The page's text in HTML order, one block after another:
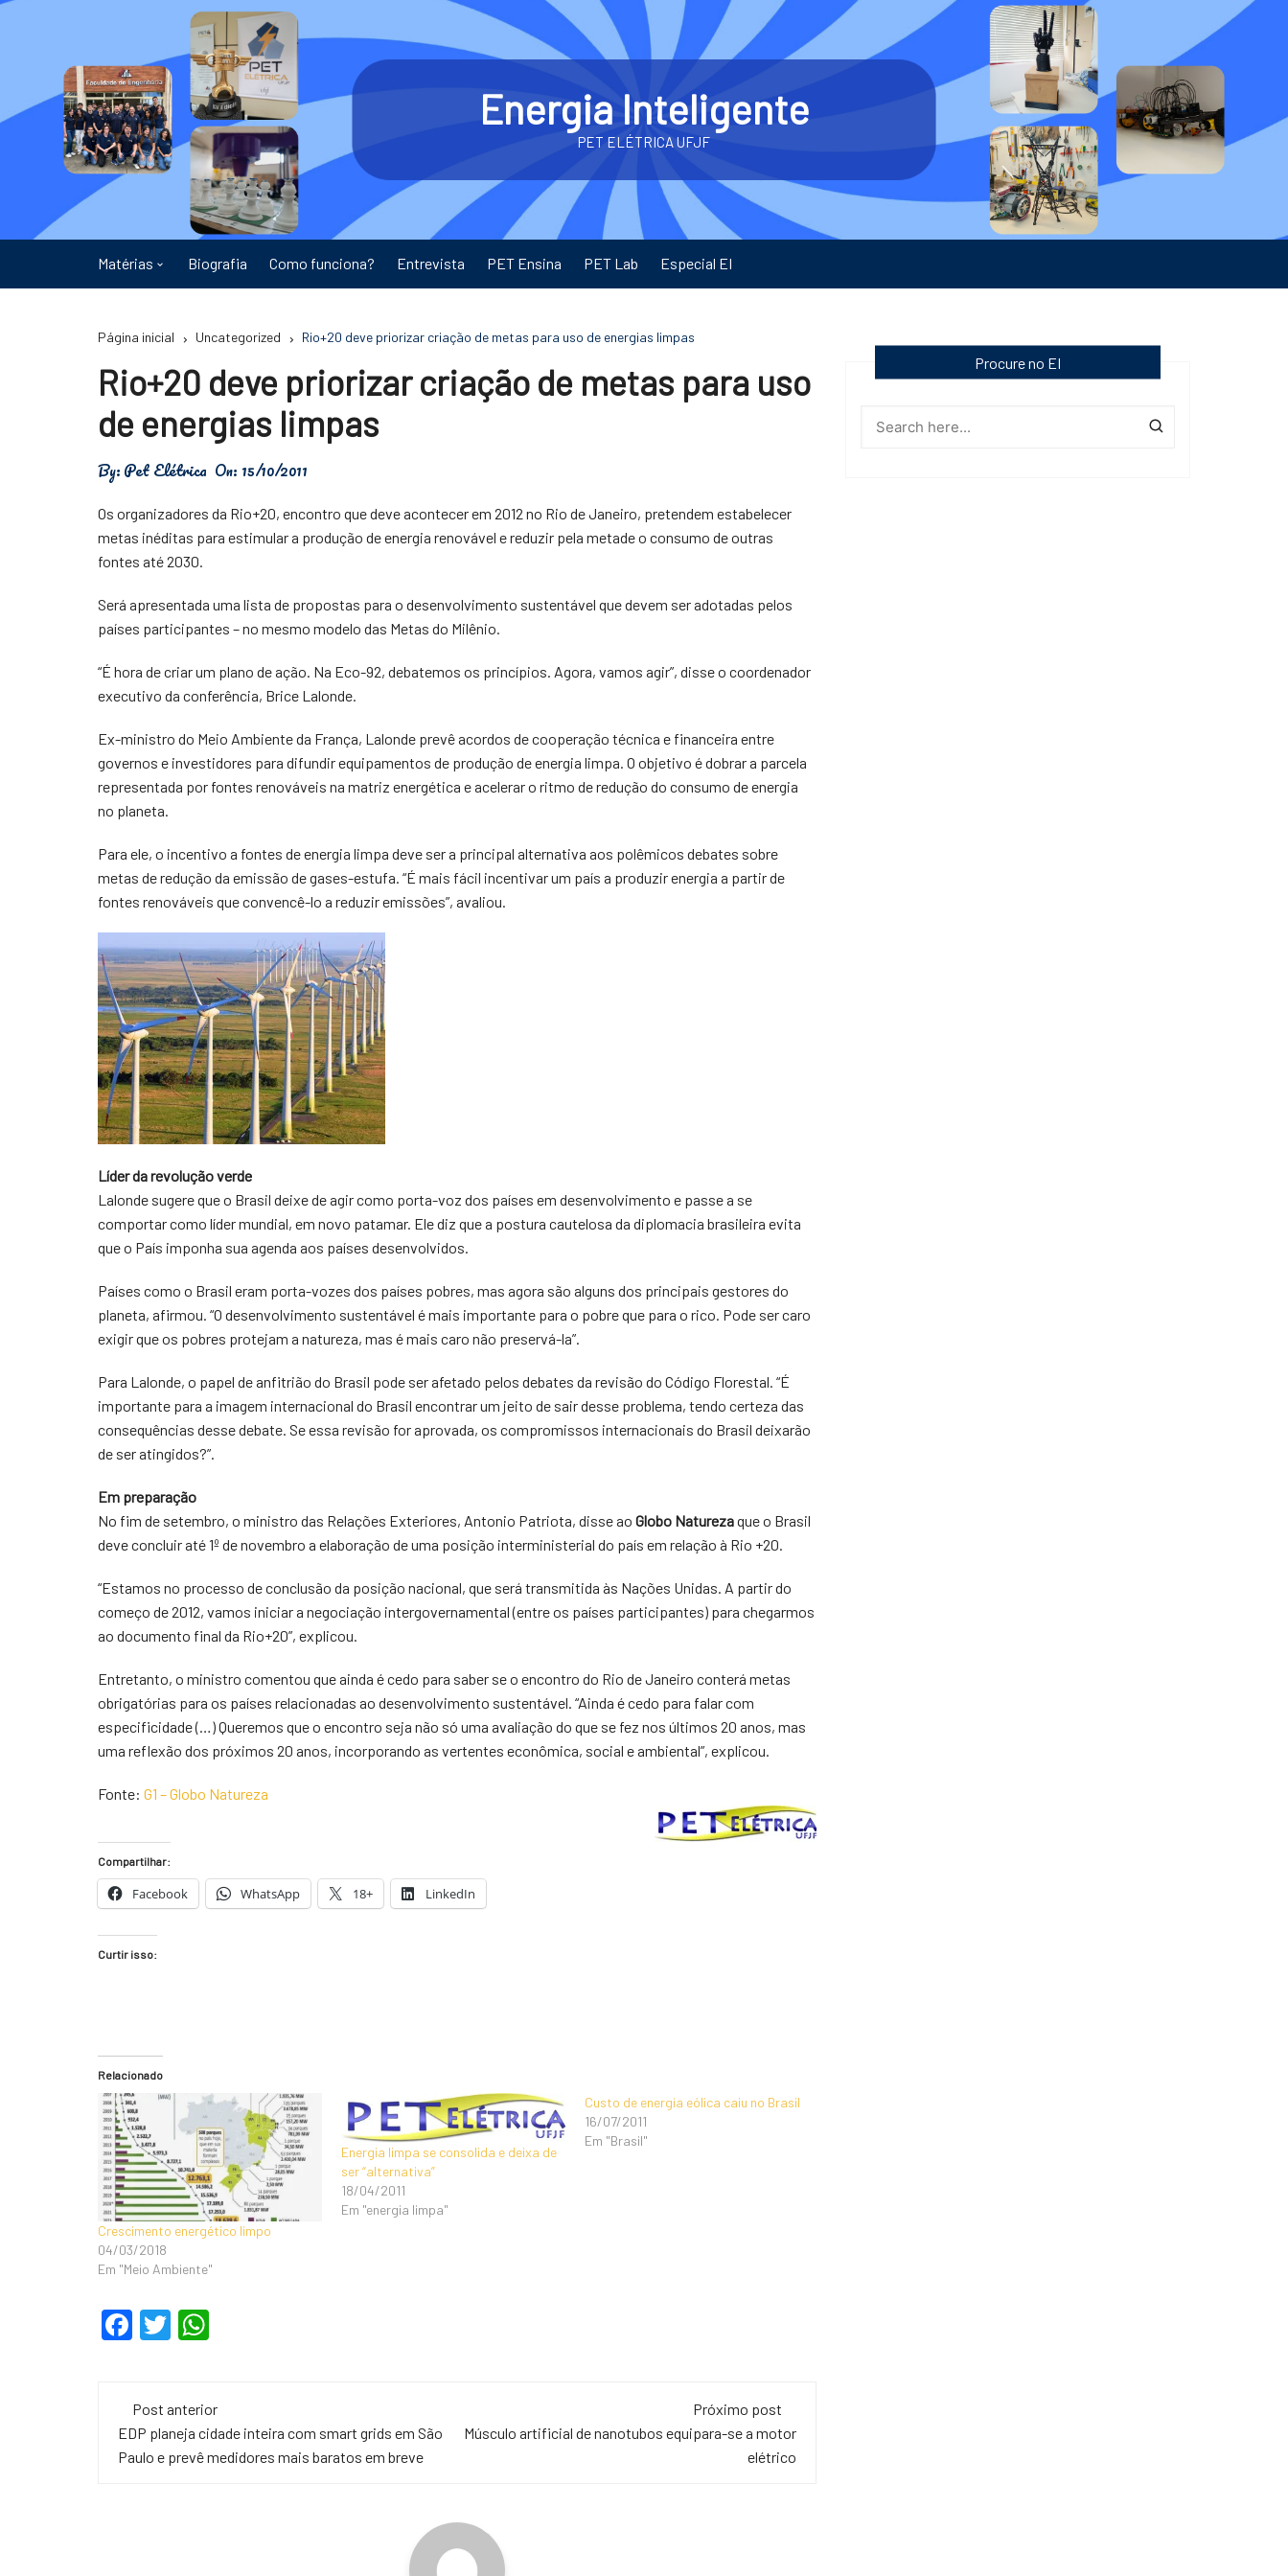
Ir
Energia Inteligente
PET ELÉTRICA UFJF
Matérias
Energia
Física
Meio Ambiente
Saúde
Biografia Como funciona? Entrevista PET Ensina PET Lab Especial EI
Página inicial Uncategorized Rio+20 deve priorizar criação de metas para uso de energias limpas
Rio+20 deve priorizar criação de metas para uso
de energias limpas
By:Pet Elétrica On: 15/10/2011
Os organizadores da Rio+20, encontro que deve acontecer em 2012 no Rio de Janeiro, pretendem estabelecer
metas inéditas para estimular a produção de energia renovável e reduzir pela metade o consumo de outras
fontes até 2030.
Será apresentada uma lista de propostas para o desenvolvimento sustentável que devem ser adotadas pelos
países participantes – no mesmo modelo das Metas do Milênio.
“É hora de criar um plano de ação. Na Eco-92, debatemos os princípios. Agora, vamos agir”, disse o coordenador
executivo da conferência, Brice Lalonde.
Ex-ministro do Meio Ambiente da França, Lalonde prevê acordos de cooperação técnica e financeira entre
governos e investidores para difundir equipamentos de produção de energia limpa. O objetivo é dobrar a parcela
representada por fontes renováveis na matriz energética e acelerar o ritmo de redução do consumo de energia
no planeta.
Para ele, o incentivo a fontes de energia limpa deve ser a principal alternativa aos polêmicos debates sobre
metas de redução da emissão de gases-estufa. “É mais fácil incentivar um país a produzir energia a partir de
fontes renováveis que convencê-lo a reduzir emissões”, avaliou.
Líder da revolução verde
Lalonde sugere que o Brasil deixe de agir como porta-voz dos países em desenvolvimento e passe a se
comportar como líder mundial, em novo patamar. Ele diz que a postura cautelosa da diplomacia brasileira evita
que o País imponha sua agenda aos países desenvolvidos.
Países como o Brasil eram porta-vozes dos países pobres, mas agora são alguns dos principais gestores do
planeta, afirmou. “O desenvolvimento sustentável é mais importante para o pobre que para o rico. Pode ser caro
exigir que os pobres protejam a natureza, mas é mais caro não preservá-la”.
Para Lalonde, o papel de anfitrião do Brasil pode ser afetado pelos debates da revisão do Código Florestal. “É
importante para a imagem internacional do Brasil encontrar um jeito de sair desse problema, tendo certeza das
consequências desse debate. Se essa revisão for aprovada, os compromissos internacionais do Brasil deixarão
de ser atingidos?”.
Em preparação
No fim de setembro, o ministro das Relações Exteriores, Antonio Patriota, disse ao Globo Naturezaque o Brasil
deve concluir até 1º de novembro a elaboração de uma posição interministerial do país em relação à Rio +20.
“Estamos no processo de conclusão da posição nacional, que será transmitida às Nações Unidas. A partir do
começo de 2012, vamos iniciar a negociação intergovernamental (entre os países participantes) para chegarmos
ao documento final da Rio+20”, explicou.
Entretanto, o ministro comentou que ainda é cedo para saber se o encontro do Rio de Janeiro conterá metas
obrigatórias para os países relacionadas ao desenvolvimento sustentável. “Ainda é cedo para falar com
especificidade (…) Queremos que o encontro seja não só uma avaliação do que se fez nos últimos 20 anos, mas
uma reflexão dos próximos 20 anos, incorporando as vertentes econômica, social e ambiental”, explicou.
Fonte: G1 – Globo Natureza
Compartilhar:
Facebook WhatsApp 18+ LinkedIn
Curtir isso:
Relacionado
Crescimento energético limpo
04/03/2018
Em "Meio Ambiente"
Energia limpa se consolida e deixa de
ser “alternativa”
18/04/2011
Em "energia limpa"
Custo de energia eólica caiu no Brasil
16/07/2011
Em "Brasil"
F
e
b
T
er s
A
Navegação
de
Post anterior
EDP planeja cidade inteira com smart grids em São
Paulo e prevê medidores mais baratos em breve
Próximo post
Músculo artificial de nanotubos equipara-se a motor
elétrico
Procure no EI